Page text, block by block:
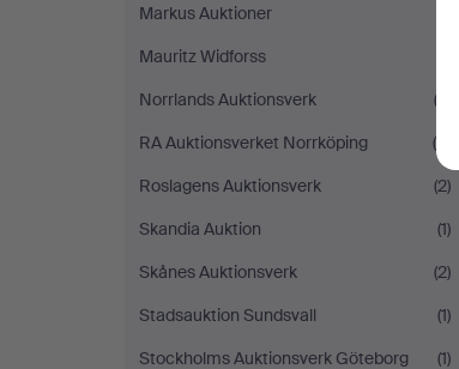
Markus Auktioner
Mauritz Widforss
Norrlands Auktionsverk
(3)
RA Auktionsverket Norrköping
(5)
Roslagens Auktionsverk
(2)
Skandia Auktion
(1)
Skånes Auktionsverk
(2)
Stadsauktion Sundsvall
(1)
Stockholms Auktionsverk Göteborg
(1)